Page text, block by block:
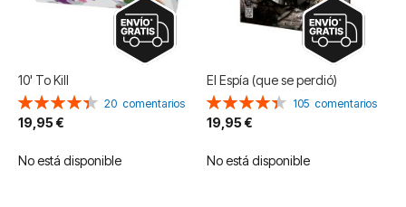
10' To Kill
Valoración:
89%
20 comentarios
19,95 €
No está disponible
El Espía (que se perdió)
Valoración:
89%
105 comentarios
19,95 €
No está disponible